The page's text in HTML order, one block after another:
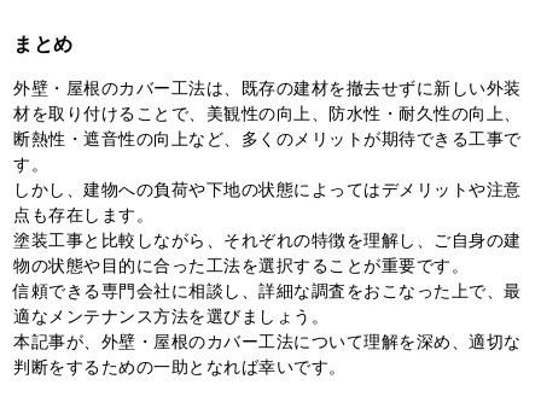
まとめ
外壁・屋根のカバー工法は、既存の建材を撤去せずに新しい外装
材を取り付けることで、美観性の向上、防水性・耐久性の向上、
断熱性・遮音性の向上など、多くのメリットが期待できる工事で
す。
しかし、建物への負荷や下地の状態によってはデメリットや注意
点も存在します。
塗装工事と比較しながら、それぞれの特徴を理解し、ご自身の建
物の状態や目的に合った工法を選択することが重要です。
信頼できる専門会社に相談し、詳細な調査をおこなった上で、最
適なメンテナンス方法を選びましょう。
本記事が、外壁・屋根のカバー工法について理解を深め、適切な
判断をするための一助となれば幸いです。